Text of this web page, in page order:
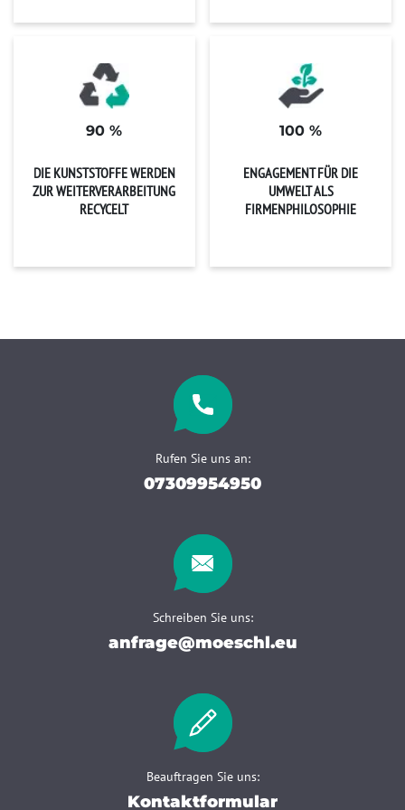
90 %
DIE KUNSTSTOFFE WERDEN
ZUR WEITERVERARBEITUNG
RECYCELT
100 %
ENGAGEMENT FÜR DIE
UMWELT ALS
FIRMENPHILOSOPHIE
Rufen Sie uns an:
07309954950
Schreiben Sie uns:
anfrage@moeschl.eu
Beauftragen Sie uns:
Kontaktformular